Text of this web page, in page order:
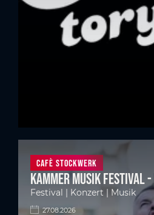
Cafè Stockwerk
Kammer Musik Festival
Festival | Konzert | Musik
27.08.2026